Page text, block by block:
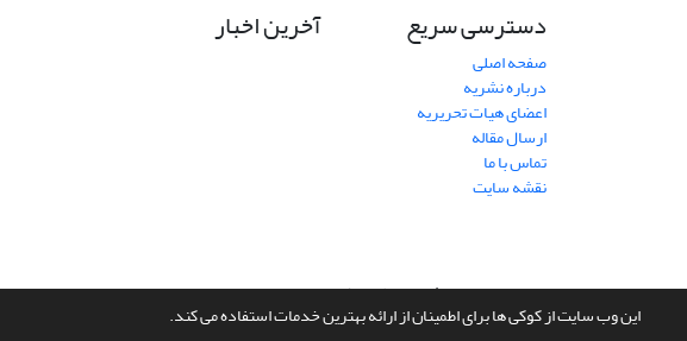
این وب سایت از کوکی ها برای اطمینان از ارائه بهترین خدمات استفاده می کند.
دسترسی سریع
صفحه اصلی
درباره نشریه
اعضای هیات تحریریه
ارسال مقاله
تماس با ما
نقشه سایت
آخرین اخبار
سامانه مدیریت نشریات علمی.طراحی و پیاده سازی ازسیناوب